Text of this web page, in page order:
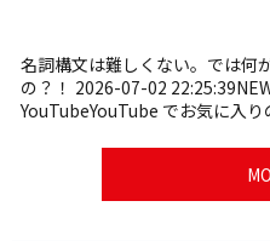
名詞構文は難しくない。では何
の？！ 2026-07-02
YouTubeYouTube でお気に入